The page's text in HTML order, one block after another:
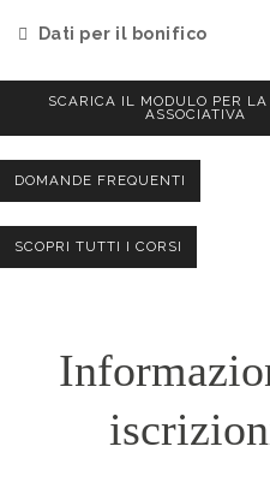
Dati per il bonifico
SCARICA IL MODULO PER LA
ASSOCIATIVA
DOMANDE FREQUENTI
SCOPRI TUTTI I CORSI